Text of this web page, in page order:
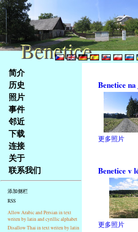
Na
obsah
stránky
Klávesové
zkratky
tomto
webu
základní
Hlavní
strana
简介
历史
照片
事件
邻近
下载
连接
关于
联系我们
添加侧栏
RSS
Allow Arabic and Persian in text
writen by latin and cyrillic alphabet
Disallow Thai in text writen by latin
Benetice
更多照片
Benetice v
更多照片
Benetice
Benetice